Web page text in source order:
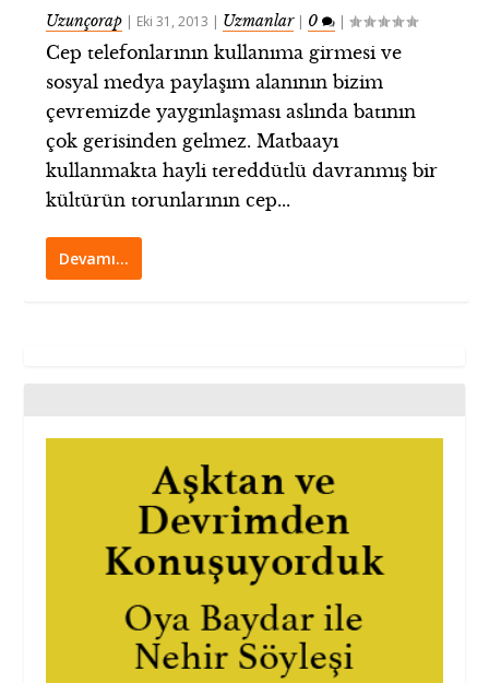
Uzunçorap | Eki 31, 2013 | Uzmanlar| 0 |
Cep telefonlarının kullanıma girmesi ve
sosyal medya paylaşım alanının bizim
çevremizde yaygınlaşması aslında batının
çok gerisinden gelmez. Matbaayı
kullanmakta hayli tereddütlü davranmış bir
kültürün torunlarının cep...
Devamı…